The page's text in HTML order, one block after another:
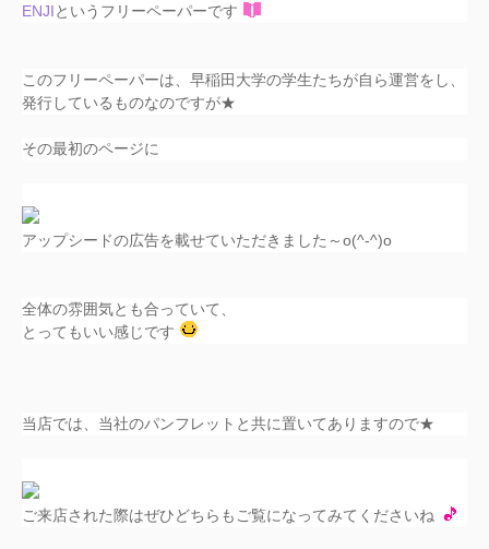
ENJIというフリーペーパーです
このフリーペーパーは、早稲田大学の学生たちが自ら運営をし、
発行しているものなのですが★
その最初のページに
アップシードの広告を載せていただきました～o(^-^)o
全体の雰囲気とも合っていて、
とってもいい感じです
当店では、当社のパンフレットと共に置いてありますので★
ご来店された際はぜひどちらもご覧になってみてくださいね